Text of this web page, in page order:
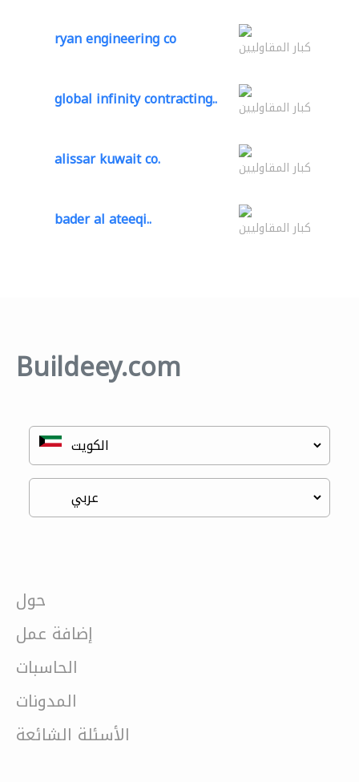
ryan engineering co كبار المقاوليين
global infinity contracting.. كبار المقاوليين
alissar kuwait co. كبار المقاوليين
bader al ateeqi.. كبار المقاوليين
Buildeey.com
حول
إضافة عمل
الحاسبات
المدونات
الأسئلة الشائعة